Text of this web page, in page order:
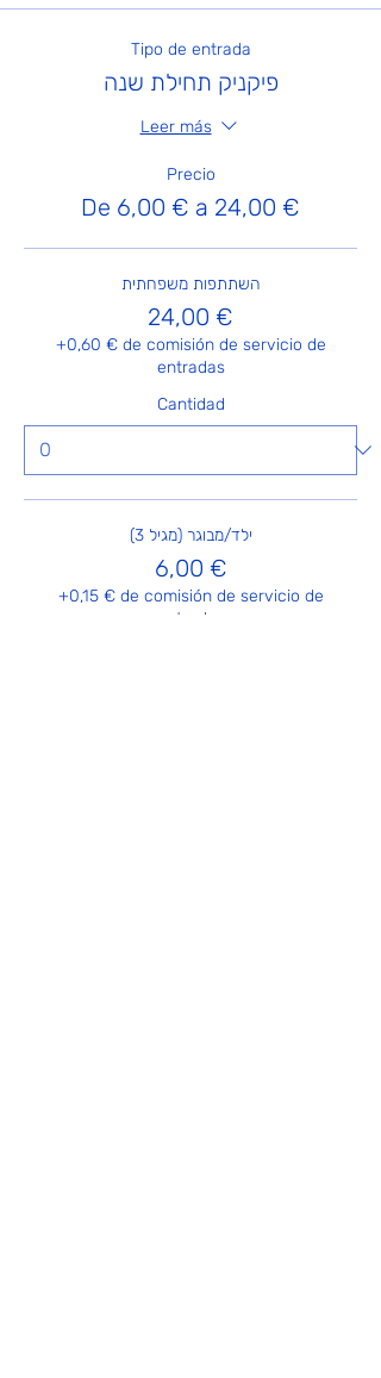
Tipo de entrada
פיקניק תחילת שנה
Leer más
Precio
De 6,00 € a 24,00 €
השתתפות משפחתית
24,00 €
+0,60 € de comisión de servicio de
entradas
Cantidad
ילד/מבוגר (מגיל 3)
6,00 €
+0,15 € de comisión de servicio de
entradas